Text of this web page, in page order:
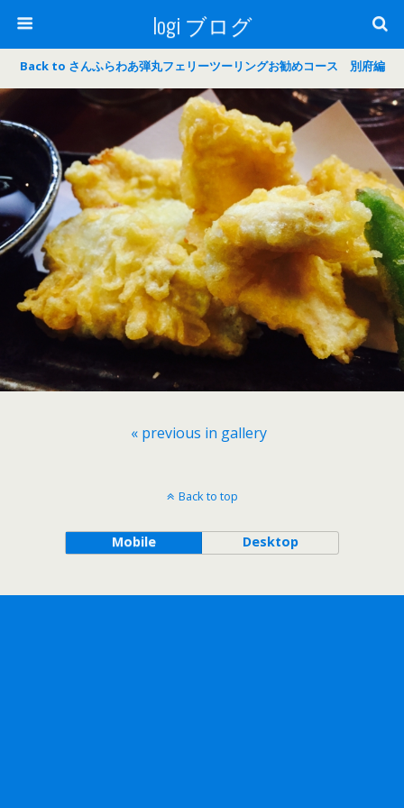
logi ブログ
Back to さんふらわあ弾丸フェリーツーリングお勧めコース 別府編
« previous in gallery
Back to top
Mobile Desktop